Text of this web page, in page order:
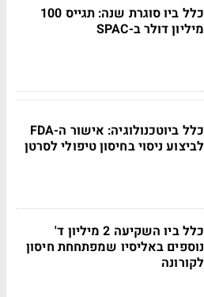
כלל ביו סוגרת שנה: תגייס 100
מיליון דולר ב-SPAC
כלל ביוטכנולוגיה: אישור ה-FDA
לביצוע ניסוי בחיסון טיפולי לסרטן
כלל ביו השקיעה 2 מיליון ד'
נוספים באליסיו שמפתחחת חיסון
לקורונה